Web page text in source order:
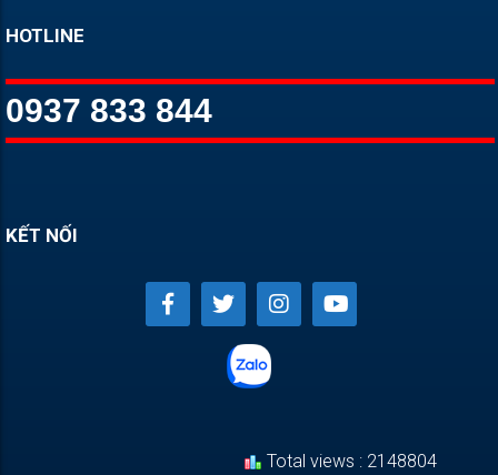
HOTLINE
0937 833 844
KẾT NỐI
Total views : 2148804